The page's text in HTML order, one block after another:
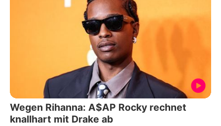
Wegen Rihanna: A$AP Rocky rechnet
knallhart mit Drake ab